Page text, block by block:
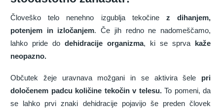
Človeško telo nenehno izgublja tekočine z dihanjem,
potenjem in izločanjem. Če jih redno ne nadomeščamo,
lahko pride do dehidracije organizma, ki se sprva kaže
neopazno.
Občutek žeje uravnava možgani in se aktivira šele pri
določenem padcu količine tekočin v telesu.To pomeni, da
se lahko prvi znaki dehidracije pojavijo še preden človek